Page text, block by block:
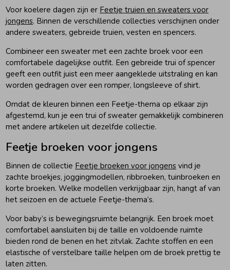
Voor koelere dagen zijn er Feetje truien en sweaters voor
jongens. Binnen de verschillende collecties verschijnen onder
andere sweaters, gebreide truien, vesten en spencers.
Combineer een sweater met een zachte broek voor een
comfortabele dagelijkse outfit. Een gebreide trui of spencer
geeft een outfit juist een meer aangeklede uitstraling en kan
worden gedragen over een romper, longsleeve of shirt.
Omdat de kleuren binnen een Feetje-thema op elkaar zijn
afgestemd, kun je een trui of sweater gemakkelijk combineren
met andere artikelen uit dezelfde collectie.
Feetje broeken voor jongens
Binnen de collectie Feetje broeken voor jongens vind je
zachte broekjes, joggingmodellen, ribbroeken, tuinbroeken en
korte broeken. Welke modellen verkrijgbaar zijn, hangt af van
het seizoen en de actuele Feetje-thema’s.
Voor baby’s is bewegingsruimte belangrijk. Een broek moet
comfortabel aansluiten bij de taille en voldoende ruimte
bieden rond de benen en het zitvlak. Zachte stoffen en een
elastische of verstelbare taille helpen om de broek prettig te
laten zitten.